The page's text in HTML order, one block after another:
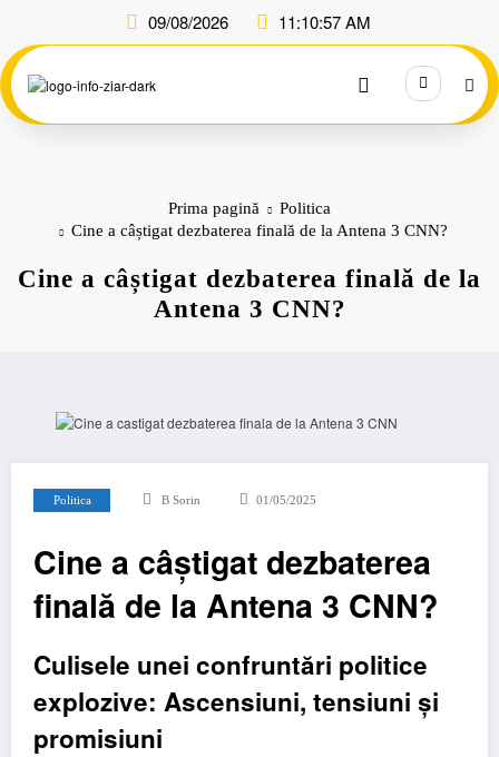
conținut
09/08/2026 11:10:58 AM
Prima pagină
Politica
Cine a câștigat dezbaterea finală de la Antena 3 CNN?
Cine a câștigat dezbaterea finală de la
Antena 3 CNN?
Politica B Sorin 01/05/2025
Cine a câștigat dezbaterea
finală de la Antena 3 CNN?
Culisele unei confruntări politice
explozive: Ascensiuni, tensiuni și
promisiuni